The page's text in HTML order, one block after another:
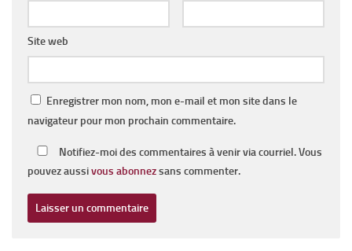
Site web
Enregistrer mon nom, mon e-mail et mon site dans le
navigateur pour mon prochain commentaire.
Notifiez-moi des commentaires à venir via courriel. Vous
pouvez aussivous abonnezsans commenter.